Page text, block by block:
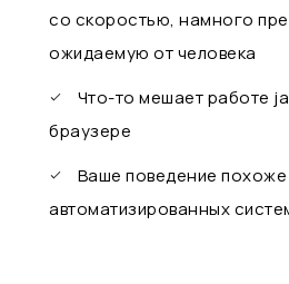
со скоростью, намного
ожидаемую от человека
Что-то мешает работе
браузере
Ваше поведение
автоматизированных